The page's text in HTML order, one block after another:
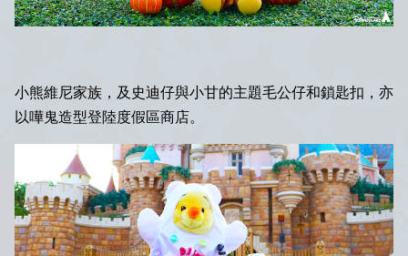
小熊維尼家族，及史迪仔與小甘的主題毛公仔和鎖匙扣，亦
以嘩鬼造型登陸度假區商店。